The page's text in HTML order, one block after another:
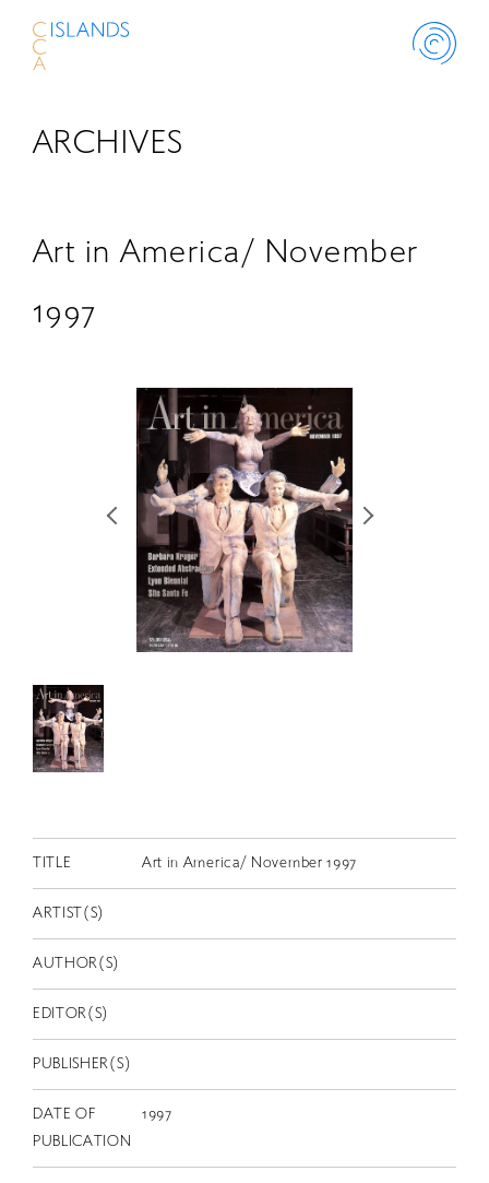
ABOUT
SCHOLARSHIP
RETRACE
コンサート
出演者
出版物
スカラシップ受賞者
JP
ARCHIVES
Art in America/ November
1997
TITLE Art in America/ November 1997
ARTIST(S)
AUTHOR(S)
EDITOR(S)
PUBLISHER(S)
DATE OF
PUBLICATION
1997